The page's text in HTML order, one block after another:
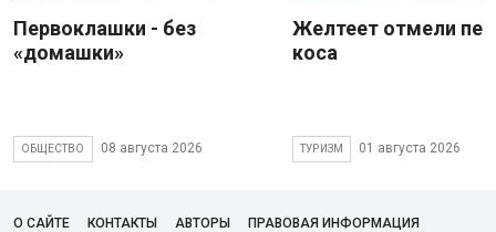
Первоклашки - без
«домашки»
ОБЩЕСТВО 08 августа 2026
Желтеет отмели
коса
ТУРИЗМ 01 августа 2026
О САЙТЕ КОНТАКТЫ АВТОРЫ ПРАВОВАЯ ИНФОРМАЦИЯ